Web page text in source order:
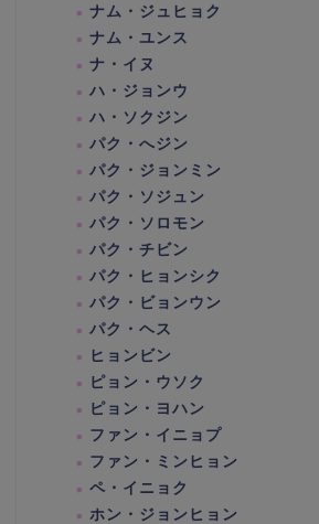
ナム・ジュヒョク
ナム・ユンス
ナ・イヌ
ハ・ジョンウ
ハ・ソクジン
パク・へジン
パク・ジョンミン
パク・ソジュン
パク・ソロモン
パク・チビン
パク・ヒョンシク
パク・ビョンウン
パク・ヘス
ヒョンビン
ピョン・ウソク
ピョン・ヨハン
ファン・イニョプ
ファン・ミンヒョン
ペ・イニョク
ホン・ジョンヒョン